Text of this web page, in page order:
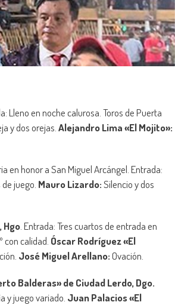
Lleno en noche calurosa. Toros de Puerta
y dos orejas. Alejandro Lima «El Mojito»:
en honor a San Miguel Arcángel. Entrada:
juego. Mauro Lizardo:Silencio y dos
Hgo . Entrada: Tres cuartos de entrada en
con calidad. Óscar Rodríguez «El
José Miguel Arellano:Ovación.
Balderas» de Ciudad Lerdo, Dgo.
y juego variado. Juan Palacios «El